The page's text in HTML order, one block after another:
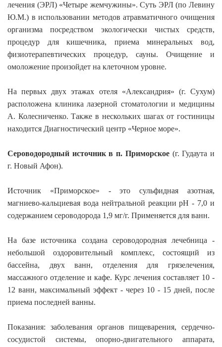
лечения (ЭРЛ) «Четыре жемчужины». Суть ЭРЛ (по Левину
Ю.М.) в использовании методов атравматичного очищения
организма посредством экологически чистых средств,
процедур для кишечника, приема минеральных вод,
физиотерапевтических процедур, сауны. Очищение и
омоложение произойдет на клеточном уровне.
На первых двух этажах отеля «Александрия» (г. Сухум)
расположена клиника лазерной стоматологии и медицины
А. Колесниченко. Также в нескольких шагах от гостиницы
находится Диагностический центр «Черное море».
Сероводородный источник в п. Приморское(г. Гудаута и
г. Новый Афон).
Источник «Приморское» - это сульфидная азотная,
магниево-кальциевая вода нейтральной реакции рН - 7,0 и
содержанием сероводорода 1,9 мг/г. Применяется для ванн.
На базе источника создана сероводородная лечебница -
небольшой оздоровительный комплекс, состоящий из
бассейна, двух ванн, отделения для грязелечения,
массажного отделение и кафе. Курс лечения составляет 10 -
12 ванн, максимальный эффект - через 10 - 15 дней, после
приема последней ванны.
Показания: заболевания органов пищеварения, сердечно-
сосудистой системы, опорно-двигательного аппарата,